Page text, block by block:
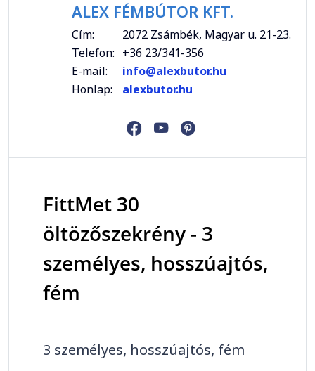
ALEX FÉMBÚTOR KFT.
Cím:
2072 Zsámbék, Magyar u. 21-23.
Telefon: +36 23/341-356
E-mail:
info@alexbutor.hu
Honlap:
alexbutor.hu
FittMet 30
öltözőszekrény - 3
személyes, hosszúajtós,
fém
3 személyes, hosszúajtós, fém